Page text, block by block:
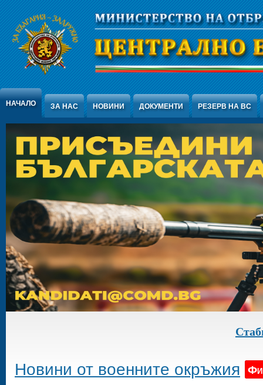
Jump to Content
НАЧАЛО ЗА НАС НОВИНИ ДОКУМЕНТИ РЕЗЕРВ НА ВС
Новини от военните окръжия